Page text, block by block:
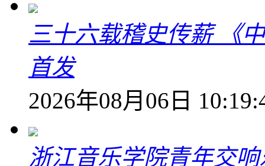
三十六载稽史传薪 《
首发
2026年08月06日
浙江音乐学院青年交